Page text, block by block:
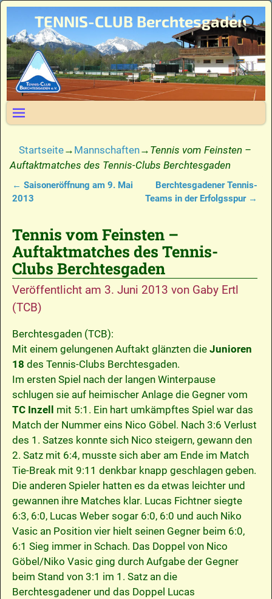
TENNIS-CLUB Berchtesgaden
Startseite→ Mannschaften→ Tennis vom Feinsten –
Auftaktmatches des Tennis-Clubs Berchtesgaden
Artikelnavigation
← Saisoneröffnung am 9. Mai
2013
Berchtesgadener Tennis-
Teams in der Erfolgsspur →
Tennis vom Feinsten –
Auftaktmatches des Tennis-
Clubs Berchtesgaden
Veröffentlicht am 3. Juni 2013 von Gaby Ertl
(TCB)
Berchtesgaden (TCB):
Mit einem gelungenen Auftakt glänzten die Junioren
18 des Tennis-Clubs Berchtesgaden.
Im ersten Spiel nach der langen Winterpause
schlugen sie auf heimischer Anlage die Gegner vom
TC Inzell
mit 5:1. Ein hart umkämpftes Spiel war das
Match der Nummer eins Nico Göbel. Nach 3:6 Verlust
des 1. Satzes konnte sich Nico steigern, gewann den
2. Satz mit 6:4, musste sich aber am Ende im Match
Tie-Break mit 9:11 denkbar knapp geschlagen geben.
Die anderen Spieler hatten es da etwas leichter und
gewannen ihre Matches klar. Lucas Fichtner siegte
6:3, 6:0, Lucas Weber sogar 6:0, 6:0 und auch Niko
Vasic an Position vier hielt seinen Gegner beim 6:0,
6:1 Sieg immer in Schach. Das Doppel von Nico
Göbel/Niko Vasic ging durch Aufgabe der Gegner
beim Stand von 3:1 im 1. Satz an die
Berchtesgadener und das Doppel Lucas